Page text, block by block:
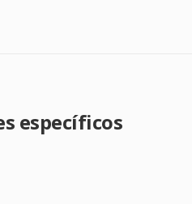
específicos